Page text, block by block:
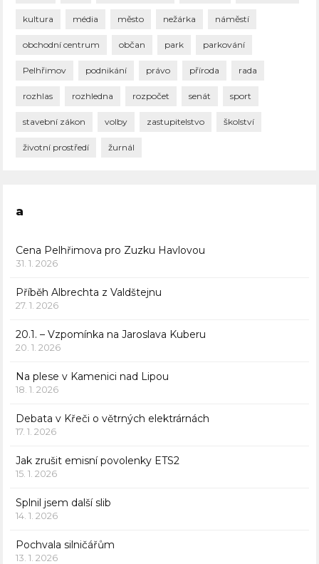
kultura média město nežárka náměstí
obchodní centrum občan park parkování
Pelhřimov podnikání právo příroda rada
rozhlas rozhledna rozpočet senát sport
stavební zákon volby zastupitelstvo školství
životní prostředí žurnál
a
Cena Pelhřimova pro Zuzku Havlovou
31. 1. 2026
Příběh Albrechta z Valdštejnu
27. 1. 2026
20.1. – Vzpomínka na Jaroslava Kuberu
20. 1. 2026
Na plese v Kamenici nad Lipou
18. 1. 2026
Debata v Křeči o větrných elektrárnách
17. 1. 2026
Jak zrušit emisní povolenky ETS2
15. 1. 2026
Splnil jsem další slib
14. 1. 2026
Pochvala silničářům
13. 1. 2026